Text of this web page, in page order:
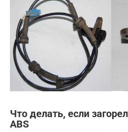
Что делать, если
ABS